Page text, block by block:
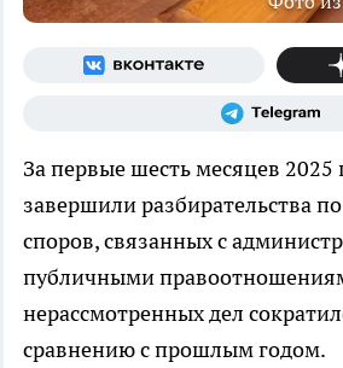
За первые шесть месяцев 2025
завершили разбирательства
споров, связанных с
публичными
нерассмотренных дел
сравнению с прошлым годом.